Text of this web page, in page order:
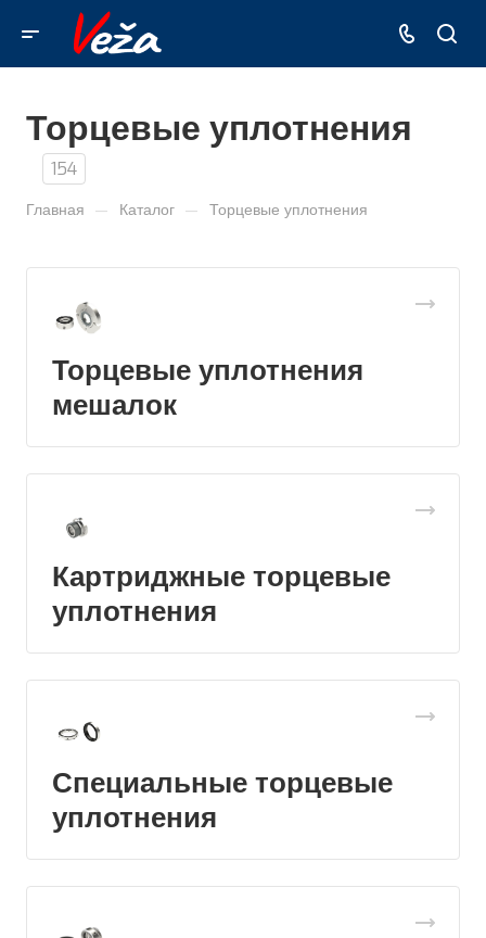
Торцевые уплотнения
154
Главная — Каталог — Торцевые уплотнения
Торцевые уплотнения
мешалок
Картриджные торцевые
уплотнения
Специальные торцевые
уплотнения